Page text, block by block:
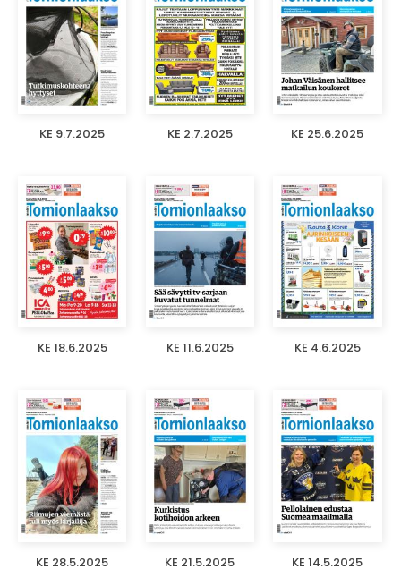
KE 9.7.2025 KE 2.7.2025 KE 25.6.2025
KE 18.6.2025 KE 11.6.2025 KE 4.6.2025
KE 28.5.2025 KE 21.5.2025 KE 14.5.2025